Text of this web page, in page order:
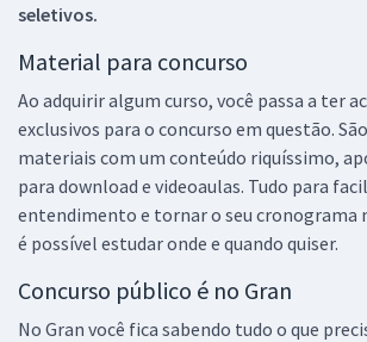
seletivos.
Material para concurso
Ao adquirir algum curso, você passa a ter
exclusivos para o concurso em questão.
materiais com um conteúdo riquíssimo,
para download e videoaulas. Tudo para
entendimento e tornar o seu cronograma
é possível estudar onde e quando quiser.
Concurso público é no Gran
No Gran você fica sabendo tudo o que